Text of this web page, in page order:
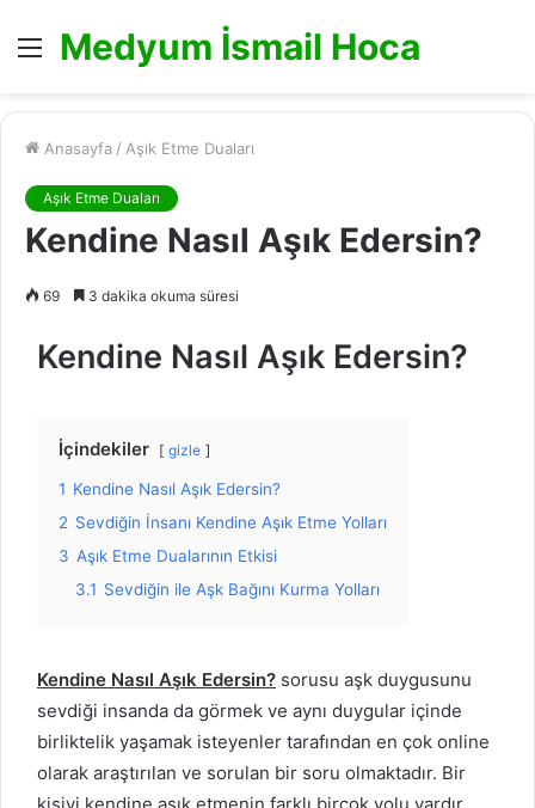
MenüMedyum İsmail Hoca
Anasayfa / Aşık Etme Duaları
Aşık Etme Duaları
Kendine Nasıl Aşık Edersin?
69 3 dakika okuma süresi
Kendine Nasıl Aşık Edersin?
İçindekiler gizle
1 Kendine Nasıl Aşık Edersin?
2 Sevdiğin İnsanı Kendine Aşık Etme Yolları
3 Aşık Etme Dualarının Etkisi
3.1 Sevdiğin ile Aşk Bağını Kurma Yolları
Kendine Nasıl Aşık Edersin? sorusu aşk duygusunu
sevdiği insanda da görmek ve aynı duygular içinde
birliktelik yaşamak isteyenler tarafından en çok online
olarak araştırılan ve sorulan bir soru olmaktadır. Bir